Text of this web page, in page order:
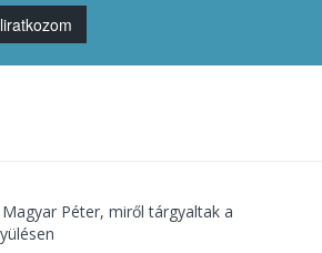
Péter, miről tárgyaltak a